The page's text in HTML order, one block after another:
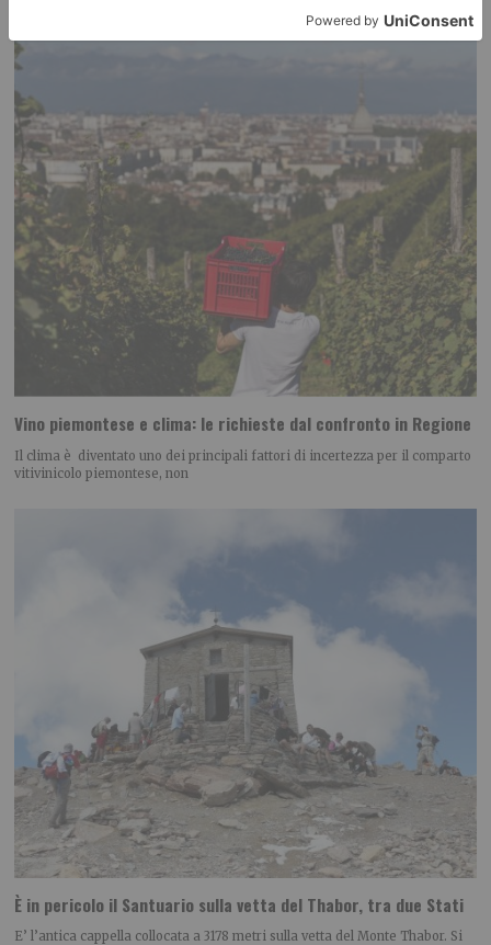
Vino piemontese e clima: le richieste dal confronto in Regione
Il clima è diventato uno dei principali fattori di incertezza per il comparto
vitivinicolo piemontese, non
È in pericolo il Santuario sulla vetta del Thabor, tra due Stati
E’ l’antica cappella collocata a 3178 metri sulla vetta del Monte Thabor. Si